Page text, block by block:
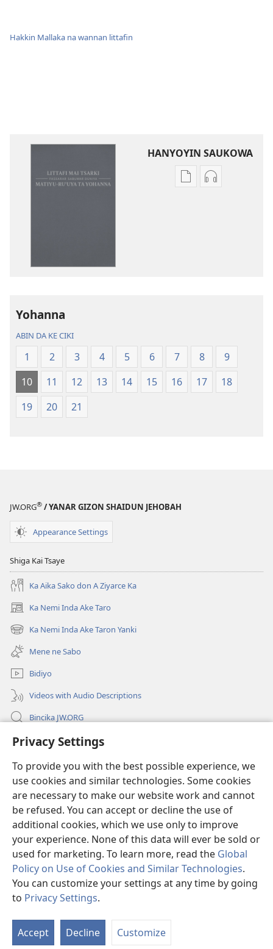
Privacy Settings
To provide you with the best possible experience, we
use cookies and similar technologies. Some cookies
are necessary to make our website work and cannot
be refused. You can accept or decline the use of
additional cookies, which we use only to improve
your experience. None of this data will ever be sold or
used for marketing. To learn more, read the Global
Policy on Use of Cookies and Similar Technologies.
You can customize your settings at any time by going
to Privacy Settings.
Accept Decline Customize
Hakkin Mallaka na wannan littafin
HANYOYIN SAUKOWA
Sauko
2013)
Sauko
2013)
Yohanna
ABIN DA KE CIKI
1 2 3 4 5 6 7 8
9
10
11 12 13 14 15 16 17
18
19
20 21
JW.ORG® / YANAR GIZON SHAIDUN JEHOBAH
Appearance Settings
Shiga Kai Tsaye
Ka Aika Sako don A Ziyarce Ka
Ka Nemi Inda Ake Taro
(opens
new
window)
Ka Nemi Inda Ake Taron Yanki
(opens
new
window)
Mene ne Sabo
Bidiyo
Videos with Audio Descriptions
Bincika JW.ORG
Labaran Shari’a
Gudummawa
(opens
new
window)Watchtower LABURARE NA INTANE
(opens
new
JW Hub ®
(opens
new
window)
Copyright© 2026 Watch Tower Bible and Tract Society of Pennsylvania.
SHARUƊƊAN AMFANI